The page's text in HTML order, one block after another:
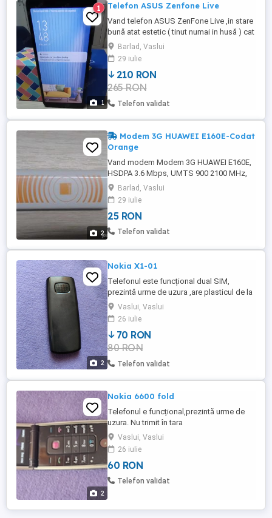
1
1 Telefon ASUS Zenfone Live
Vand telefon ASUS ZenFone Live ,in stare
bună atat estetic ( tinut numai in husă ) cat
și de functional ( telefon personal ) .Ofer
incarcatorul original ,husă de protectie și
bonus o baterie externă !Relatii la tel. .
Barlad, Vaslui
29 iulie
210 RON
265 RON
Telefon validat
2
Modem 3G HUAWEI E160E-Codat
Orange
Vand modem Modem 3G HUAWEI E160E,
HSDPA 3.6 Mbps, UMTS 900 2100 MHz,
slot microSD, conector antena.Codat
Orange.
Barlad, Vaslui
29 iulie
25 RON
Telefon validat
2
Nokia X1-01
Telefonul este funcțional dual SIM,
prezintă urme de uzura ,are plasticul de la
ecran fisurat.
Vaslui, Vaslui
26 iulie
70 RON
80 RON
Telefon validat
2
Nokia 6600 fold
Telefonul e funcțional,prezintă urme de
uzura. Nu trimit în tara
Vaslui, Vaslui
26 iulie
60 RON
Telefon validat